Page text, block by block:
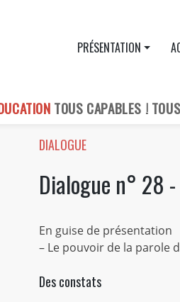
TOUS CAPABLES !
PRÉSENTATION
DIALOGUE
Dialogue n° 28
En guise de présentation
– Le pouvoir de la parole
Des constats